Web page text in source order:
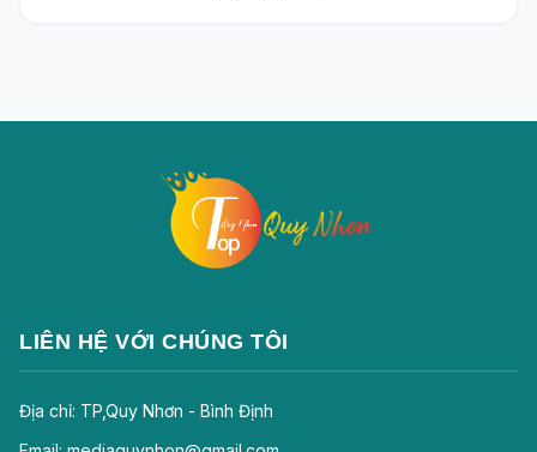
LIÊN HỆ VỚI CHÚNG TÔI
Địa chỉ: TP,Quy Nhơn - Bình Định